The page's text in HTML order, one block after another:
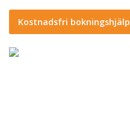
Kostnadsfri bokningshjälp